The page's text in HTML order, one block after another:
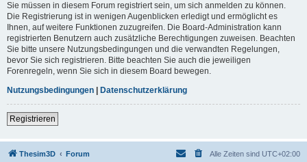
Sie müssen in diesem Forum registriert sein, um sich anmelden zu können.
Die Registrierung ist in wenigen Augenblicken erledigt und ermöglicht es
Ihnen, auf weitere Funktionen zuzugreifen. Die Board-Administration kann
registrierten Benutzern auch zusätzliche Berechtigungen zuweisen. Beachten
Sie bitte unsere Nutzungsbedingungen und die verwandten Regelungen,
bevor Sie sich registrieren. Bitte beachten Sie auch die jeweiligen
Forenregeln, wenn Sie sich in diesem Board bewegen.
Nutzungsbedingungen
Datenschutzerklärung
Registrieren
Thesim3D Forum Alle Zeiten sind UTC+02:00